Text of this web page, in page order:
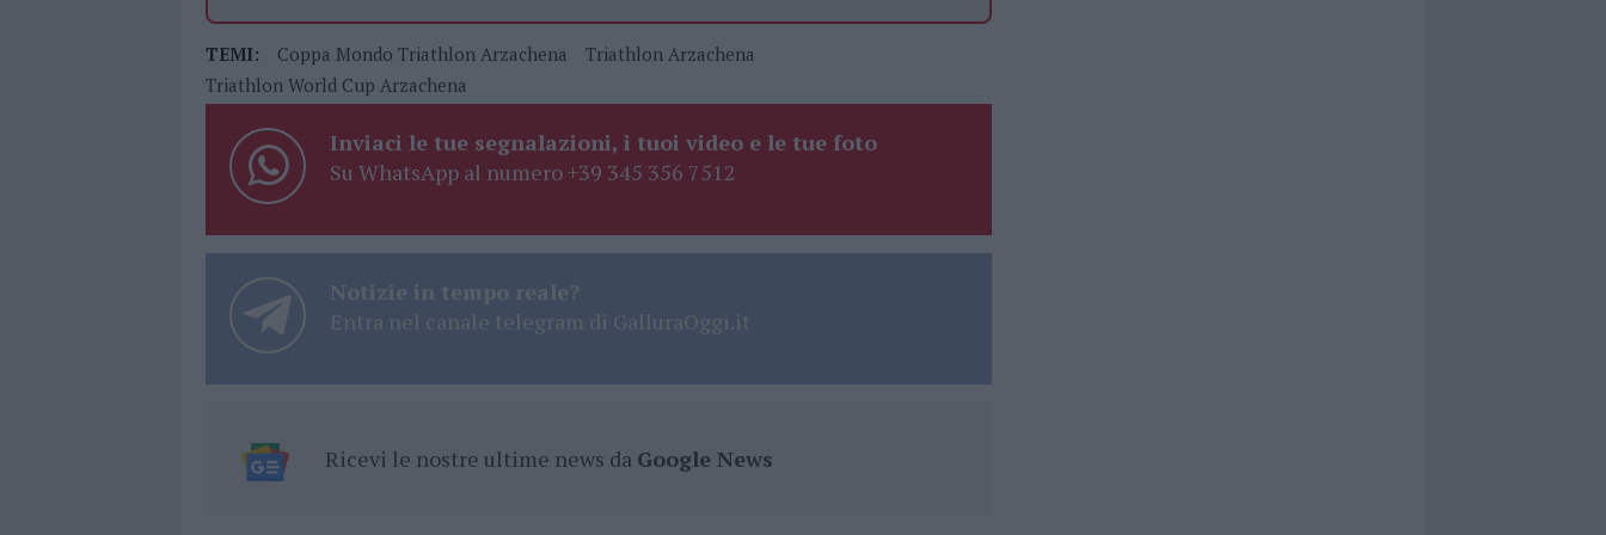
TEMI: Coppa Mondo Triathlon Arzachena
Triathlon Arzachena
Triathlon World Cup Arzachena
Inviaci le tue segnalazioni, i tuoi video e le tue foto
Su WhatsApp al numero +39 345 356 7512
Notizie in tempo reale?
Entra nel canale telegram di GalluraOggi.it
Ricevi le nostre ultime news da Google News